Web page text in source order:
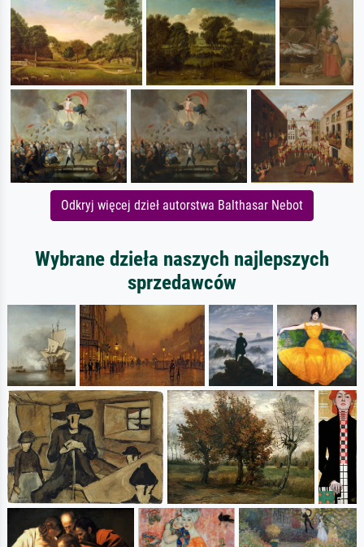
Odkryj więcej dzieł autorstwa Balthasar Nebot
Wybrane dzieła naszych najlepszych
sprzedawców